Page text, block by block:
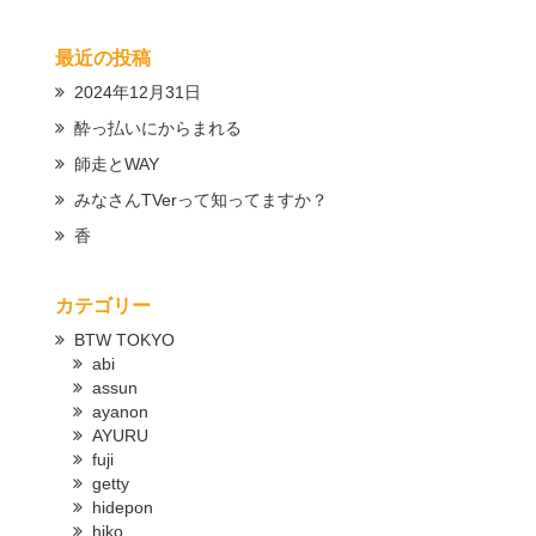
最近の投稿
2024年12月31日
酔っ払いにからまれる
師走とWAY
みなさんTVerって知ってますか？
香
カテゴリー
BTW TOKYO
abi
assun
ayanon
AYURU
fuji
getty
hidepon
hiko